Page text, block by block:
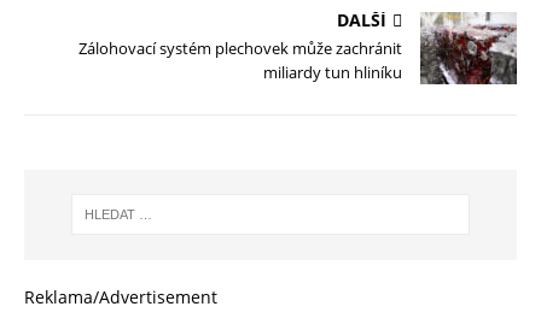
DALŠÍ
Zálohovací systém plechovek může zachránit
miliardy tun hliníku
Reklama/Advertisement